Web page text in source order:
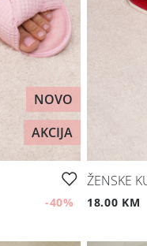
NOVO
AKCIJA
-40%
ŽENSKE
18.00 KM